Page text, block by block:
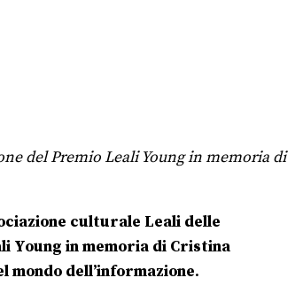
del Premio Leali Young in memoria di
culturale Leali delle
Young in memoria di Cristina
dell’informazione.